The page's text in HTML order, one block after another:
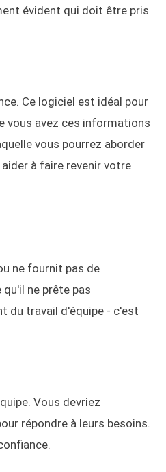
évident qui doit être pris
Ce logiciel est idéal pour
vous avez ces informations
vous pourrez aborder
à faire revenir votre
ne fournit pas de
ne prête pas
du travail d'équipe - c'est
Vous devriez
répondre à leurs besoins.